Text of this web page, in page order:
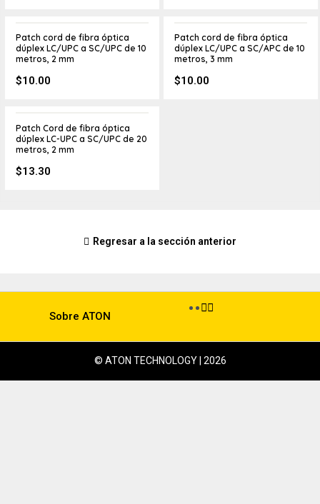
Patch cord de fibra óptica
dúplex LC/UPC a SC/UPC de 10
metros, 2 mm
$10.00
Patch cord de fibra óptica
dúplex LC/UPC a SC/APC de 10
metros, 3 mm
$10.00
Patch Cord de fibra óptica
dúplex LC-UPC a SC/UPC de 20
metros, 2 mm
$13.30
Regresar a la sección anterior
Sobre ATON
© ATON TECHNOLOGY | 2026